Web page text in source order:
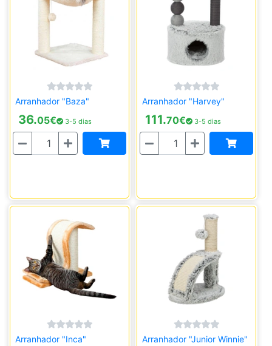
Arranhador "Baza"
36.05€ 3-5 dias
Quantidade
Arranhador "Harvey"
111.70€ 3-5 dias
Quantidade
Arranhador "Inca"
Arranhador "Junior Winnie"